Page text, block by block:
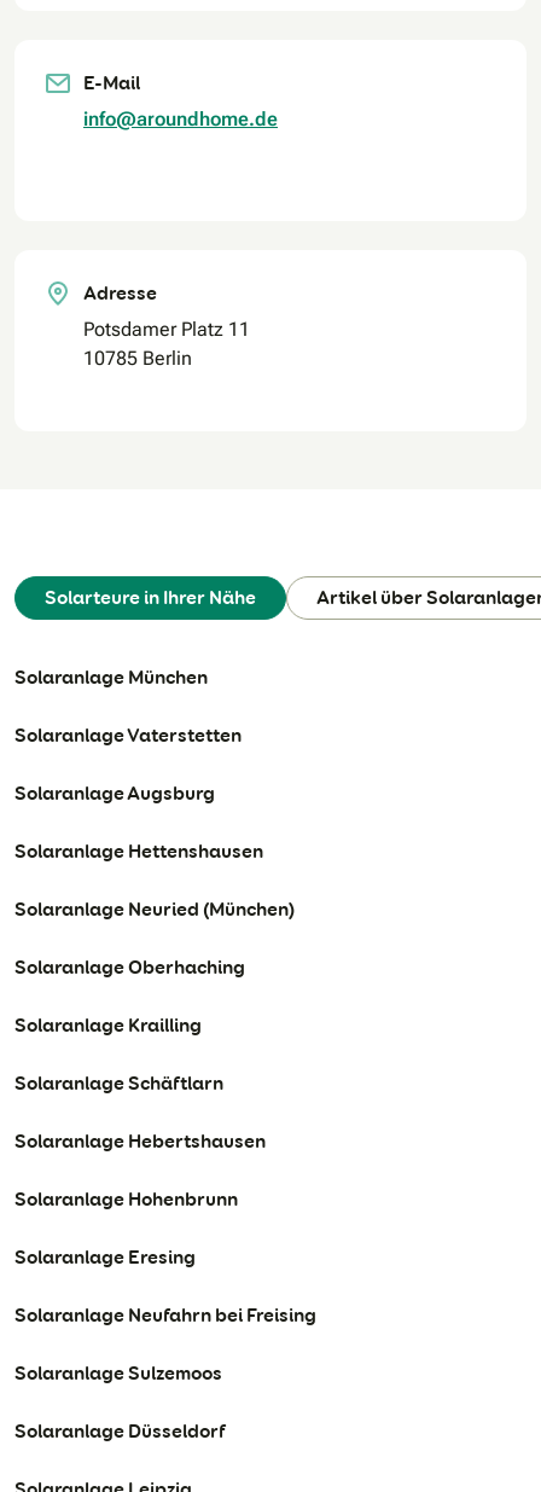
E-Mail
info@aroundhome.de
Adresse
Potsdamer Platz 11
10785 Berlin
Solarteure in Ihrer Nähe Artikel über
Solaranlage München
Solaranlage Vaterstetten
Solaranlage Augsburg
Solaranlage Hettenshausen
Solaranlage Neuried (München)
Solaranlage Oberhaching
Solaranlage Krailling
Solaranlage Schäftlarn
Solaranlage Hebertshausen
Solaranlage Hohenbrunn
Solaranlage Eresing
Solaranlage Neufahrn bei Freising
Solaranlage Sulzemoos
Solaranlage Düsseldorf